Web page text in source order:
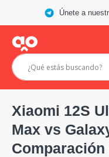
Únete a
Xiaomi 12S
Max vs